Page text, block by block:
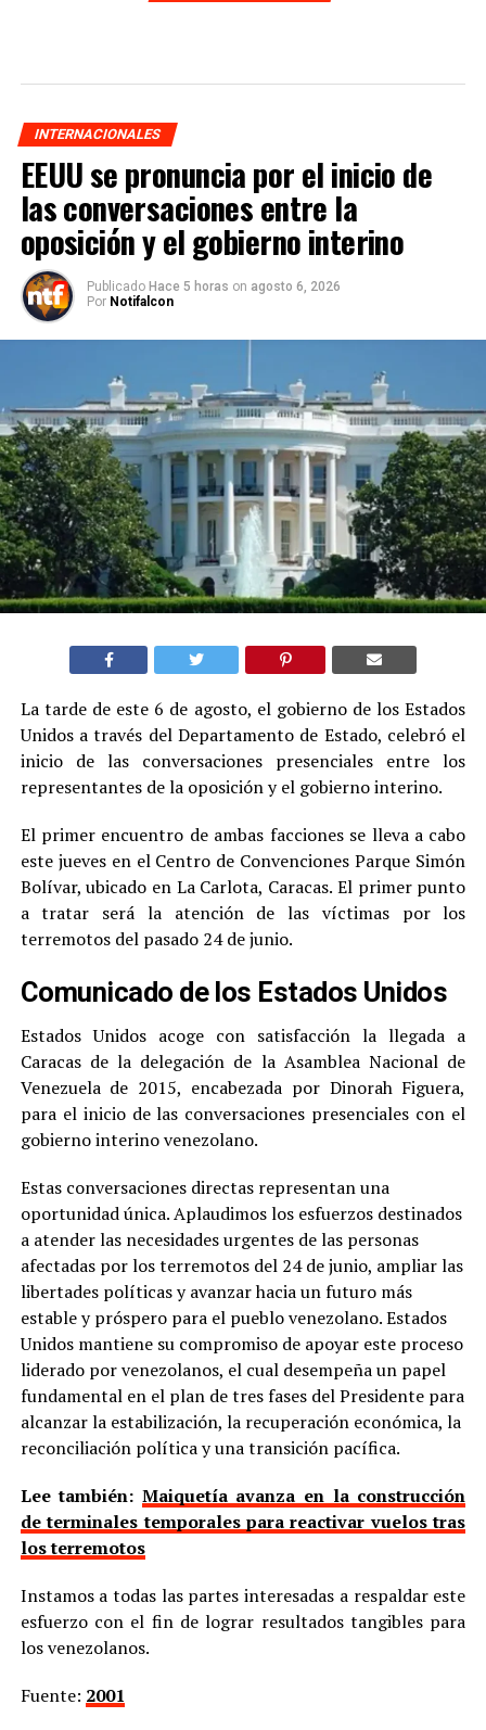
INTERNACIONALES
EEUU se pronuncia por el inicio de
las conversaciones entre la
oposición y el gobierno interino
Publicado Hace 5 horas on agosto 6, 2026
Por Notifalcon
La tarde de este 6 de agosto, el gobierno de los Estados
Unidos a través del Departamento de Estado, celebró el
inicio de las conversaciones presenciales entre los
representantes de la oposición y el gobierno interino.
El primer encuentro de ambas facciones se lleva a cabo
este jueves en el Centro de Convenciones Parque Simón
Bolívar, ubicado en La Carlota, Caracas. El primer punto
a tratar será la atención de las víctimas por los
terremotos del pasado 24 de junio.
Comunicado de los Estados Unidos
Estados Unidos acoge con satisfacción la llegada a
Caracas de la delegación de la Asamblea Nacional de
Venezuela de 2015, encabezada por Dinorah Figuera,
para el inicio de las conversaciones presenciales con el
gobierno interino venezolano.
Estas conversaciones directas representan una
oportunidad única. Aplaudimos los esfuerzos destinados
a atender las necesidades urgentes de las personas
afectadas por los terremotos del 24 de junio, ampliar las
libertades políticas y avanzar hacia un futuro más
estable y próspero para el pueblo venezolano. Estados
Unidos mantiene su compromiso de apoyar este proceso
liderado por venezolanos, el cual desempeña un papel
fundamental en el plan de tres fases del Presidente para
alcanzar la estabilización, la recuperación económica, la
reconciliación política y una transición pacífica.
Lee también: Maiquetía avanza en la construcción
de terminales temporales para reactivar vuelos tras
los terremotos
Instamos a todas las partes interesadas a respaldar este
esfuerzo con el fin de lograr resultados tangibles para
los venezolanos.
Fuente: 2001